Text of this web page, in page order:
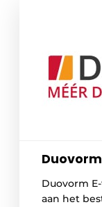
Duovorm
Duovorm
aan het